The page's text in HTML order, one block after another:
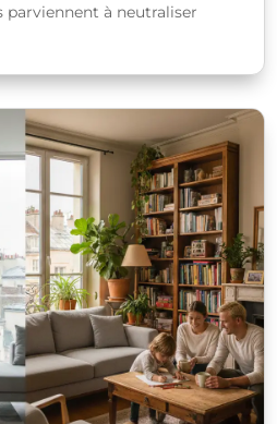
à neutraliser